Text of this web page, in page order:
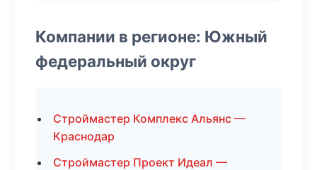
Компании в регионе: Южный
федеральный округ
Строймастер Комплекс Альянс —
Краснодар
Строймастер Проект Идеал —